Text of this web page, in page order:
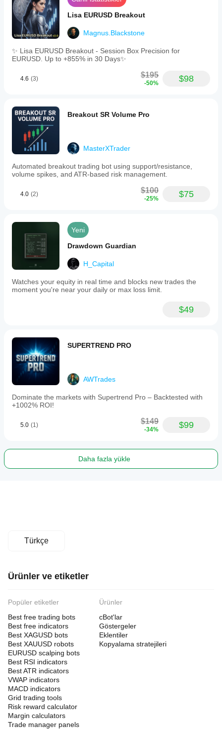
Lisa EURUSD Breakout
Magnus.Blackstone
✨ Lisa EURUSD Breakout - Session Box Precision for
EURUSD. Up to +855% in 30 Days✨
4.6 (3) $195
-50% $98
Breakout SR Volume Pro
MasterXTrader
Automated breakout trading bot using support/resistance,
volume spikes, and ATR-based risk management.
4.0 (2) $100
-25% $75
Yeni
Drawdown Guardian
H_Capital
Watches your equity in real time and blocks new trades the
moment you're near your daily or max loss limit.
$49
SUPERTREND PRO
AWTrades
Dominate the markets with Supertrend Pro – Backtested with
+1002% ROI!
5.0 (1) $149
-34% $99
Daha fazla yükle
Türkçe
Ürünler ve etiketler
Popüler etiketler
Best free trading bots
Best free indicators
Best XAGUSD bots
Best XAUUSD robots
EURUSD scalping bots
Best RSI indicators
Best ATR indicators
VWAP indicators
MACD indicators
Grid trading tools
Risk reward calculator
Margin calculators
Trade manager panels
Ürünler
cBot'lar
Göstergeler
Eklentiler
Kopyalama stratejileri